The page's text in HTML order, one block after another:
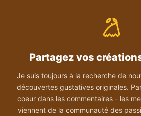
Partagez vos
Je suis toujours à la recherche de
découvertes gustatives originales.
coeur dans les commentaires - les
viennent de la communauté des